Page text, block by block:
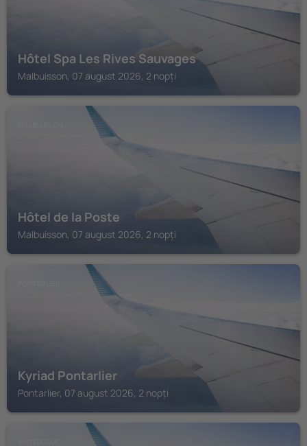
Hôtel Spa Les Rives Sauvages
Malbuisson, 07 august 2026, 2 nopți
Hôtel de la Poste
Malbuisson, 07 august 2026, 2 nopți
Kyriad Pontarlier
Pontarlier, 07 august 2026, 2 nopți